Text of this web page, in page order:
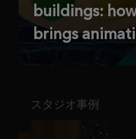
buildings:
brings
スタジオ事例